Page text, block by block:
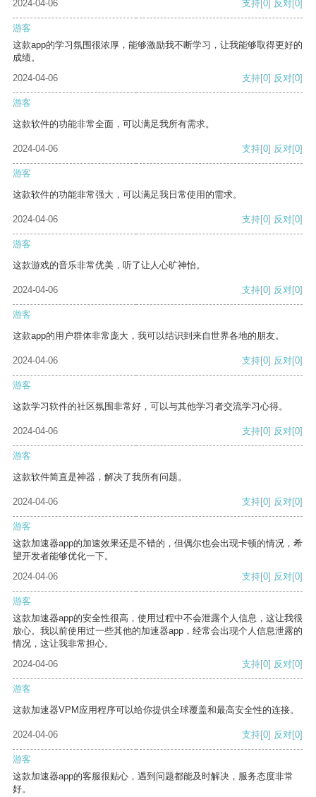
2024-04-06 支持 [0] 反对 [0]
游客
这款app的学习氛围很浓厚，能够激励我不断学习，让我能够取得更好的
成绩。
2024-04-06
支持[0] 反对[0]
游客
这款软件的功能非常全面，可以满足我所有需求。
2024-04-06 支持[0] 反对[0]
游客
这款软件的功能非常强大，可以满足我日常使用的需求。
2024-04-06 支持[0] 反对[0]
游客
这款游戏的音乐非常优美，听了让人心旷神怡。
2024-04-06 支持[0] 反对[0]
游客
这款app的用户群体非常庞大，我可以结识到来自世界各地的朋友。
2024-04-06 支持[0] 反对[0]
游客
这款学习软件的社区氛围非常好，可以与其他学习者交流学习心得。
2024-04-06 支持[0] 反对[0]
游客
这款软件简直是神器，解决了我所有问题。
2024-04-06 支持[0] 反对[0]
游客
这款加速器app的加速效果还是不错的，但偶尔也会出现卡顿的情况，希
望开发者能够优化一下。
2024-04-06
支持[0] 反对[0]
游客
这款加速器app的安全性很高，使用过程中不会泄露个人信息，这让我很
放心。我以前使用过一些其他的加速器app，经常会出现个人信息泄露的
情况，这让我非常担心。
2024-04-06
支持[0] 反对[0]
游客
这款加速器VPM应用程序可以给你提供全球覆盖和最高安全性的连接。
2024-04-06 支持[0] 反对[0]
游客
这款加速器app的客服很贴心，遇到问题都能及时解决，服务态度非常
好。